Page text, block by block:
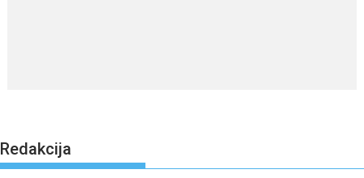
Redakcija